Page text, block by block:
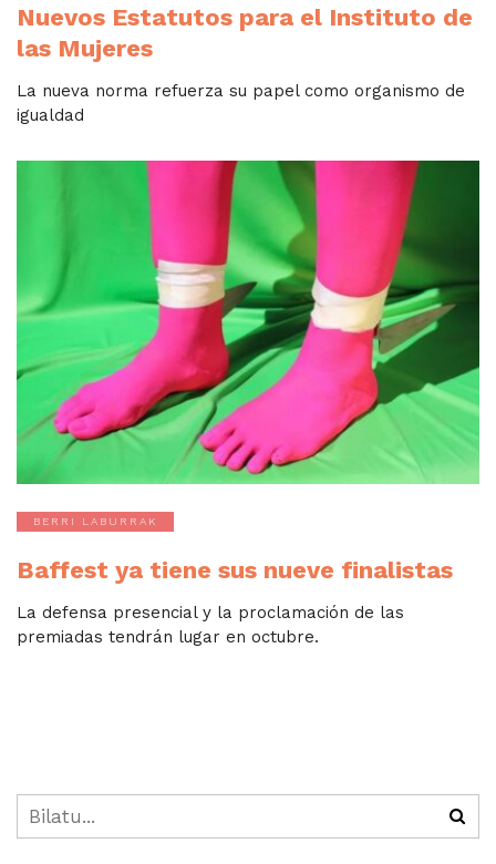
Nuevos Estatutos para el Instituto de
las Mujeres
La nueva norma refuerza su papel como organismo de
igualdad
BERRI LABURRAK
Baffest ya tiene sus nueve finalistas
La defensa presencial y la proclamación de las
premiadas tendrán lugar en octubre.